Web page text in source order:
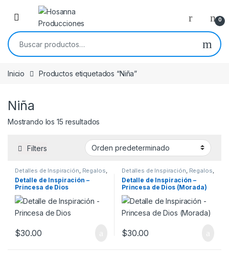
Skip to navigation
Skip to content
0
Buscar por:
Inicio Productos etiquetados “Niña”
Niña
Mostrando los 15 resultados
Filters
Detalles de Inspiración, Regalos,
Regalos para el hogar
Detalle de Inspiración –
Princesa de Dios
$30.00
Detalles de Inspiración, Regalos,
Regalos para el hogar
Detalle de Inspiración –
Princesa de Dios (Morada)
$30.00